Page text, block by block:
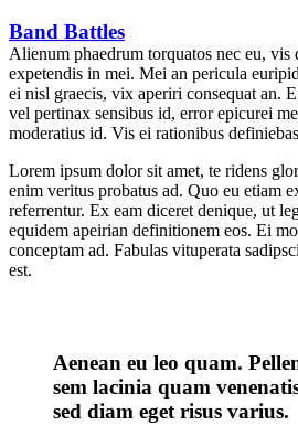
Band Battles
Alienum phaedrum torquatos nec eu,
expetendis in mei. Mei an pericula
ei nisl graecis, vix aperiri consequat an.
vel pertinax sensibus id, error epicurei
moderatius id. Vis ei rationibus
Lorem ipsum dolor sit amet, te ridens
enim veritus probatus ad. Quo eu etiam
referrentur. Ex eam diceret denique, ut
equidem apeirian definitionem eos. Ei
conceptam ad. Fabulas vituperata
est.
Aenean eu leo quam.
sem lacinia quam
sed diam eget risus varius.